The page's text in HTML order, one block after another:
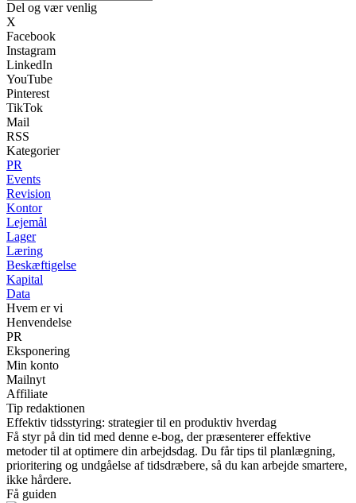
Del og vær venlig
X
Facebook
Instagram
LinkedIn
YouTube
Pinterest
TikTok
Mail
RSS
Kategorier
PR
Events
Revision
Kontor
Lejemål
Lager
Læring
Beskæftigelse
Kapital
Data
Hvem er vi
Henvendelse
PR
Eksponering
Min konto
Mailnyt
Affiliate
Tip redaktionen
Effektiv tidsstyring: strategier til en produktiv hverdag
Få styr på din tid med denne e-bog, der præsenterer effektive
metoder til at optimere din arbejdsdag. Du får tips til planlægning,
prioritering og undgåelse af tidsdræbere, så du kan arbejde smartere,
ikke hårdere.
Få guiden